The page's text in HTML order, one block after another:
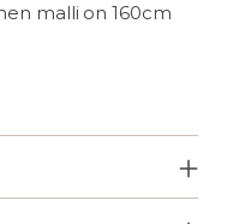
malli on 160cm